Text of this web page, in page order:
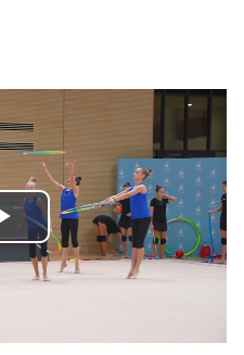
Play
Video